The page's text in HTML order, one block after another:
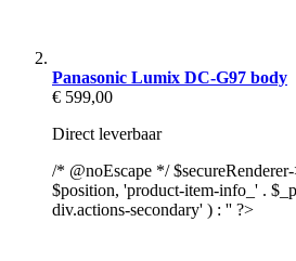
Panasonic Lumix DC-G97 body
€ 599,00
Direct leverbaar
/* @noEscape */
$position, 'product-item-info_' .
div.actions-secondary' ) : '' ?>